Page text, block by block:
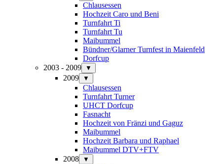
Chlausessen
Hochzeit Caro und Beni
Turnfahrt Ti
Turnfahrt Tu
Maibummel
Bündner/Glarner Turnfest in Maienfeld
Dorfcup
2003 - 2009
▼
2009 ▼
Chlausessen
Turnfahrt Turner
UHCT Dorfcup
Fasnacht
Hochzeit von Fränzi und Gaguz
Maibummel
Hochzeit Barbara und Raphael
Maibummel DTV+FTV
2008
▼